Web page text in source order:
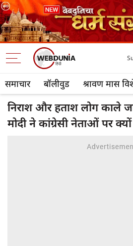
समाचार बॉलीवुड श्रावण मास
निराश और हताश लोग काले
मोदी ने कांग्रेसी नेताओं पर